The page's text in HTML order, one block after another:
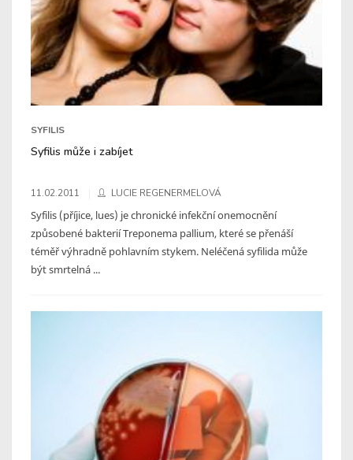
SYFILIS
Syfilis může i zabíjet
11.02.2011 LUCIE REGENERMELOVÁ
Syfilis (příjice, lues) je chronické infekční onemocnění
způsobené bakterií Treponema pallium, které se přenáší
téměř výhradně pohlavním stykem. Neléčená syfilida může
být smrtelná ...